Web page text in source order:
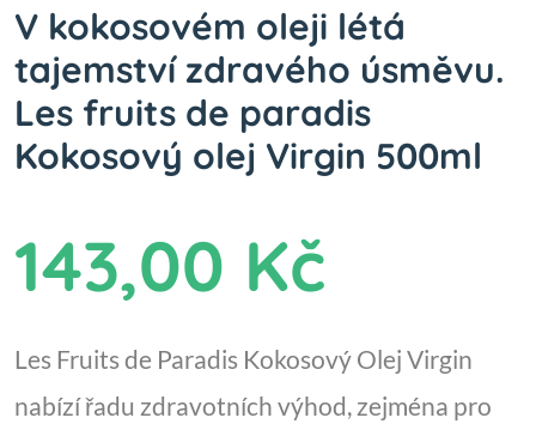
V kokosovém oleji létá
tajemství zdravého úsměvu.
Les fruits de paradis
Kokosový olej Virgin 500ml
143,00 Kč
Les Fruits de Paradis Kokosový Olej Virgin
nabízí řadu zdravotních výhod, zejména pro